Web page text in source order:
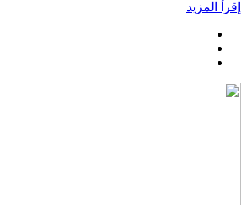
إقرأ المزيد